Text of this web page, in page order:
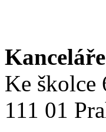
Ke školce
111 01